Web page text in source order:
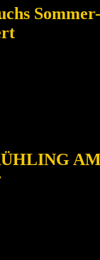
Sommer-